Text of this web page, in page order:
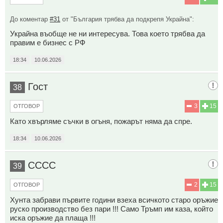
До коментар #31 от "България трябва да подкрепя Украйна":
Украйна въобще не ни интересува. Това което трябва да
правим е бизнес с РФ
18:34 10.06.2026
38 Гост
15
3
ОТГОВОР
Като хвърляме съчки в огъня, пожарът няма да спре.
18:34 10.06.2026
39 СССС
15
2
ОТГОВОР
Хунта забрави първите години взеха всичкото старо оръжие
руско производство без пари !!! Само Тръмп им каза, който
иска оръжие да плаща !!!